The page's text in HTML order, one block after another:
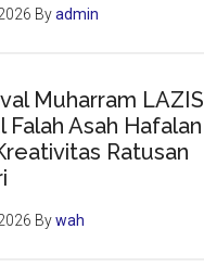
Byadmin
Muharram LAZIS
Falah Asah Hafalan
Ratusan
Bywah